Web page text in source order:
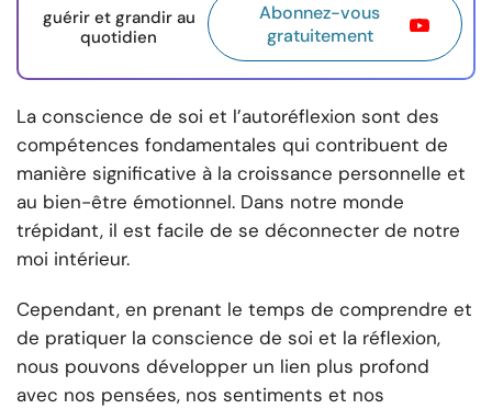
guérir et grandir au
quotidien
Abonnez-vous
gratuitement
La conscience de soi et l’autoréflexion sont des
compétences fondamentales qui contribuent de
manière significative à la croissance personnelle et
au bien-être émotionnel. Dans notre monde
trépidant, il est facile de se déconnecter de notre
moi intérieur.
Cependant, en prenant le temps de comprendre et
de pratiquer la conscience de soi et la réflexion,
nous pouvons développer un lien plus profond
avec nos pensées, nos sentiments et nos